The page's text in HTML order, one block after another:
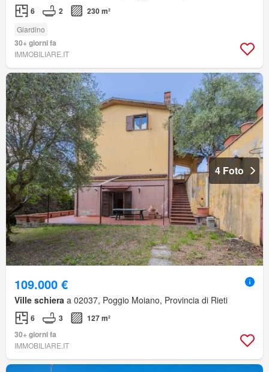
6 2 230 m²
Giardino
30+ giorni fa
IMMOBILIARE.IT
4 Foto
109.000 €
Ville schiera a 02037, Poggio Moiano, Provincia di Rieti
6 3
127 m²
30+ giorni fa
IMMOBILIARE.IT